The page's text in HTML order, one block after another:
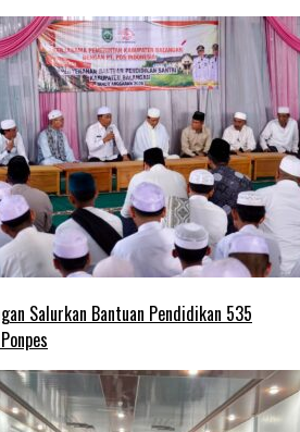
Salurkan Bantuan Pendidikan 535